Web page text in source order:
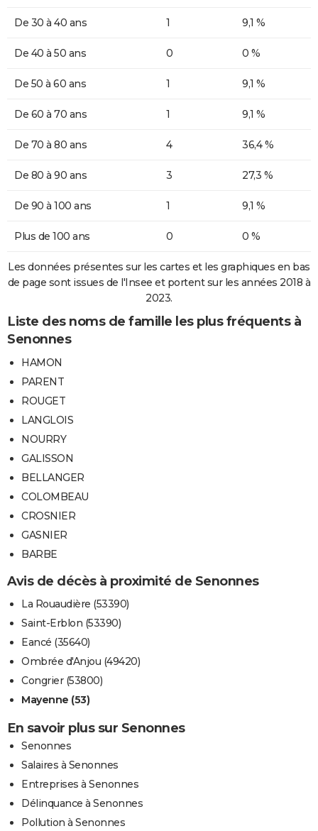
De 30 à 40 ans 1 9,1 %
De 40 à 50 ans 0 0 %
De 50 à 60 ans 1 9,1 %
De 60 à 70 ans 1 9,1 %
De 70 à 80 ans 4 36,4 %
De 80 à 90 ans 3 27,3 %
De 90 à 100 ans 1 9,1 %
Plus de 100 ans 0 0 %
Les données présentes sur les cartes et les graphiques en bas
de page sont issues de l'Insee et portent sur les années 2018 à
2023.
Liste des noms de famille les plus fréquents à
Senonnes
HAMON
PARENT
ROUGET
LANGLOIS
NOURRY
GALISSON
BELLANGER
COLOMBEAU
CROSNIER
GASNIER
BARBE
Avis de décès à proximité de Senonnes
La Rouaudière (53390)
Saint-Erblon (53390)
Eancé (35640)
Ombrée d'Anjou (49420)
Congrier (53800)
Mayenne (53)
En savoir plus sur Senonnes
Senonnes
Salaires à Senonnes
Entreprises à Senonnes
Délinquance à Senonnes
Pollution à Senonnes